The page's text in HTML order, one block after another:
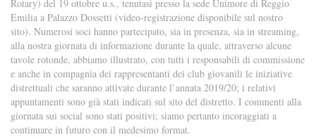
Rotary) del 19 ottobre u.s., tenutasi presso la sede Unimore di Reggio
Emilia a Palazzo Dossetti (video-registrazione disponibile sul nostro
sito). Numerosi soci hanno partecipato, sia in presenza, sia in streaming,
alla nostra giornata di informazione durante la quale, attraverso alcune
tavole rotonde, abbiamo illustrato, con tutti i responsabili di commissione
e anche in compagnia dei rappresentanti dei club giovanili le iniziative
distrettuali che saranno attivate durante l’annata 2019/20; i relativi
appuntamenti sono già stati indicati sul sito del distretto. I commenti alla
giornata sui social sono stati positivi; siamo pertanto incoraggiati a
continuare in futuro con il medesimo format.